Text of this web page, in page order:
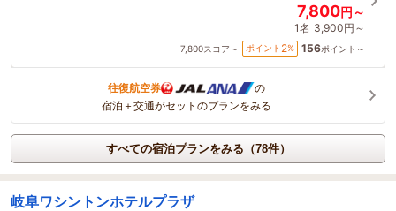
7,800円～
1名 3,900円～
7,800スコア～ ポイント 2% 156ポイント～
往復航空券
の
宿泊＋交通がセットのプランをみる
すべての宿泊プランをみる（78件）
岐阜ワシントンホテルプラザ